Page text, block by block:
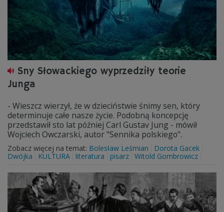
Sny Słowackiego wyprzedziły teorie
Junga
- Wieszcz wierzył, że w dzieciństwie śnimy sen, który
determinuje całe nasze życie. Podobną koncepcję
przedstawił sto lat później Carl Gustav Jung - mówił
Wojciech Owczarski, autor "Sennika polskiego".
Zobacz więcej na temat: Bolesław Leśmian
Dorota Gacek
Dwójka
KULTURA literatura pisarz Witold Gombrowicz